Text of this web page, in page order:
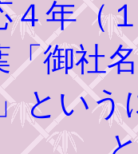
年（
御社
という